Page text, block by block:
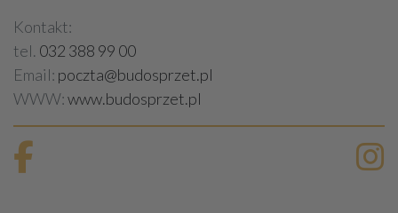
Kontakt:
tel. 032 388 99 00
Email: poczta@budosprzet.pl
WWW:www.budosprzet.pl